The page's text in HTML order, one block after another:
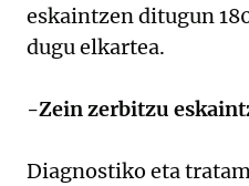
eskaintzen ditugun
dugu elkartea.
-Zein zerbitzu
Diagnostiko eta